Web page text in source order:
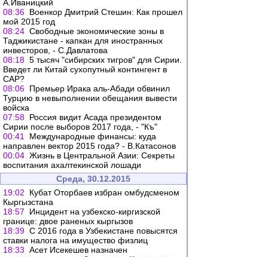
А.Иваницкий
08:36 Военкор Дмитрий Стешин: Как прошел
мой 2015 год
08:24 Свободные экономические зоны в
Таджикистане - капкан для иностранных
инвесторов, - С.Давлатова
08:18 5 тысяч "сибирских тигров" для Сирии.
Введет ли Китай сухопутный контингент в
CАР?
08:06 Премьер Ирака аль-Абади обвинил
Турцию в невыполнении обещания вывести
войска
07:58 Россия видит Асада президентом
Сирии после выборов 2017 года, - "Къ"
00:41
Международные финансы: куда
направлен вектор 2015 года? - В.Катасонов
00:04 Жизнь в Центральной Азии: Секреты
воспитания ахалтекинской лошади
Среда, 30.12.2015
19:02
Кубат Оторбаев избран омбудсменом
Кыргызстана
18:57
Инцидент на узбекско-киргизской
границе: двое раненых кыргызов
18:39 С 2016 года в Узбекистане повысятся
ставки налога на имущество физлиц
18:33 Асет Исекешев назначен